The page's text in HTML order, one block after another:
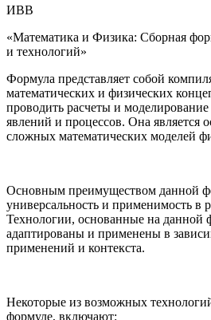
ИВВ
«Математика и Физика: Сборная
и технологий»
Формула представляет собой
математических и физических
проводить расчеты и
явлений и процессов. Она является
сложных математических моделей
Основным преимуществом данной
универсальность и применимость в
Технологии, основанные на данной
адаптированы и применены в
применений и контекста.
Некоторые из возможных
формуле, включают: